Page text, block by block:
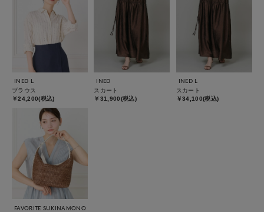
INED L
ブラウス
￥24,200(税込)
INED
スカート
￥31,900(税込)
INED L
スカート
￥34,100(税込)
FAVORITE SUKINAMONO